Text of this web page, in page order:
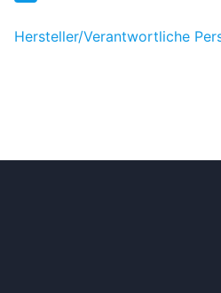
Hersteller/Verantwortliche